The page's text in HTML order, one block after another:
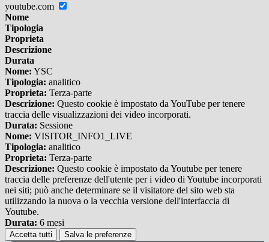
youtube.com
Nome
Tipologia
Proprieta
Descrizione
Durata
Nome: YSC
Tipologia: analitico
Proprieta: Terza-parte
Descrizione: Questo cookie è impostato da YouTube per tenere
traccia delle visualizzazioni dei video incorporati.
Durata: Sessione
Nome: VISITOR_INFO1_LIVE
Tipologia: analitico
Proprieta: Terza-parte
Descrizione: Questo cookie è impostato da Youtube per tenere
traccia delle preferenze dell'utente per i video di Youtube incorporati
nei siti; può anche determinare se il visitatore del sito web sta
utilizzando la nuova o la vecchia versione dell'interfaccia di
Youtube.
Durata: 6 mesi
Accetta tutti Salva le preferenze